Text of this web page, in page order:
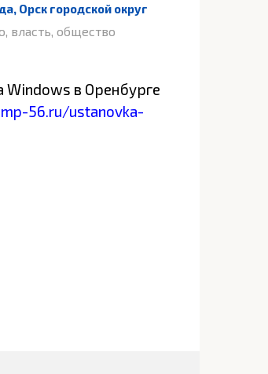
Орск городской округ
власть, общество
Windows в Оренбурге
56.ru/ustanovka-